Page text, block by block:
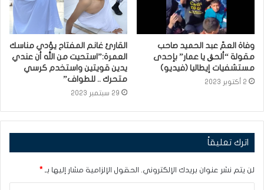
وفاة العمّ عبد الحميد صاحب
مقولة “ألحڨ يا عمار” بإحدى
مستشفيات إيطاليا (فيديو)
2 أكتوبر 2023
القارئ غانم المفتاح يؤدي مناسك
العمرة:”استحيت من الله أن عندي
يدين قويتين واستخدم كرسي
متحرك .. للطواف”
29 سبتمبر 2023
اترك تعليقاً
لن يتم نشر عنوان بريدك الإلكتروني. الحقول الإلزامية مشار إليها بـ *